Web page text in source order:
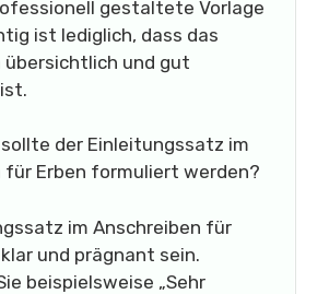
gestaltete Vorlage
ist lediglich, dass das
übersichtlich und gut
sollte der Einleitungssatz im
für Erben formuliert werden?
im Anschreiben für
und prägnant sein.
beispielsweise „Sehr